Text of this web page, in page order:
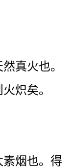
真火也。
炽矣。
烟也。得